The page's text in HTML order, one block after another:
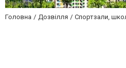
Головна Дозвілля Спортзали,